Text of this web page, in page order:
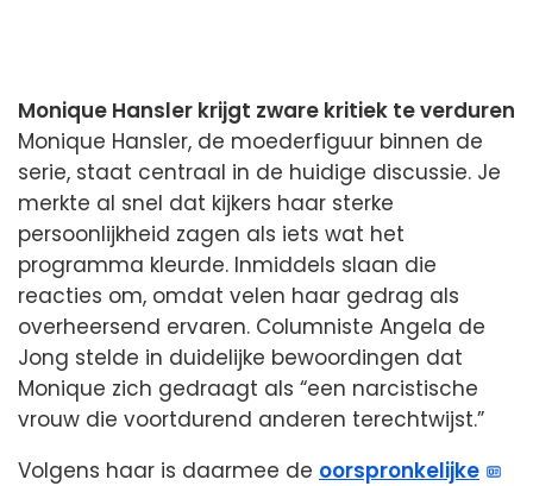
Monique Hansler krijgt zware kritiek te verduren
Monique Hansler, de moederfiguur binnen de
serie, staat centraal in de huidige discussie. Je
merkte al snel dat kijkers haar sterke
persoonlijkheid zagen als iets wat het
programma kleurde. Inmiddels slaan die
reacties om, omdat velen haar gedrag als
overheersend ervaren. Columniste Angela de
Jong stelde in duidelijke bewoordingen dat
Monique zich gedraagt als “een narcistische
vrouw die voortdurend anderen terechtwijst.”
Volgens haar is daarmee de oorspronkelijke